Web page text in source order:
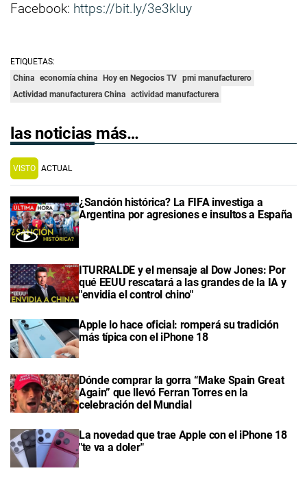
Facebook: https://bit.ly/3e3kIuy
ETIQUETAS:
China economía china Hoy en Negocios TV pmi manufacturero
Actividad manufacturera China actividad manufacturera
las noticias más…
VISTO ACTUAL
¿Sanción histórica? La FIFA investiga a
Argentina por agresiones e insultos a España
ITURRALDE y el mensaje al Dow Jones: Por
qué EEUU rescatará a las grandes de la IA y
"envidia el control chino"
Apple lo hace oficial: romperá su tradición
más típica con el iPhone 18
Dónde comprar la gorra “Make Spain Great
Again” que llevó Ferran Torres en la
celebración del Mundial
La novedad que trae Apple con el iPhone 18
"te va a doler"